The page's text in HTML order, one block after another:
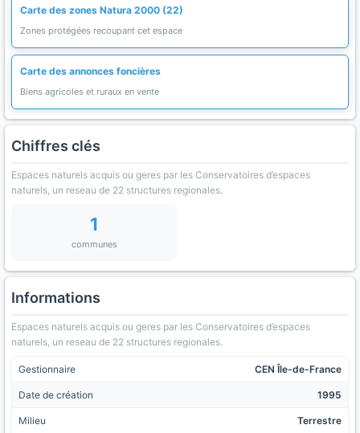
Carte des zones Natura 2000 (22)
Zones protégées recoupant cet espace
Carte des annonces foncières
Biens agricoles et ruraux en vente
Chiffres clés
Espaces naturels acquis ou geres par les Conservatoires d’espaces
naturels, un reseau de 22 structures regionales.
1
communes
Informations
Espaces naturels acquis ou geres par les Conservatoires d’espaces
naturels, un reseau de 22 structures regionales.
Gestionnaire CEN Île-de-France
Date de création 1995
Milieu Terrestre